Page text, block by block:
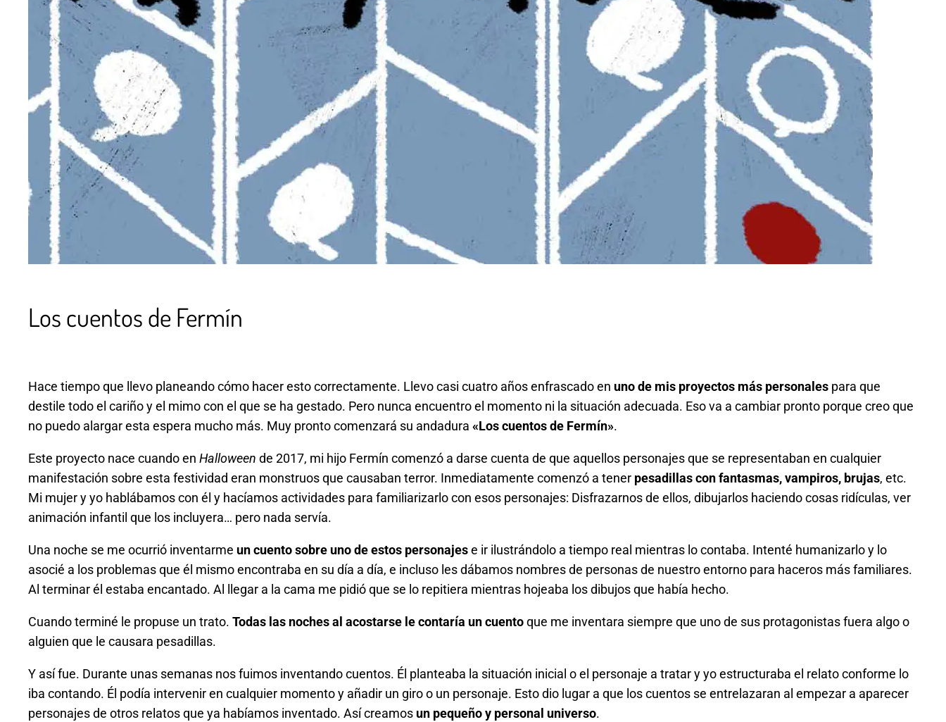
Los cuentos de Fermín
Hace tiempo que llevo planeando cómo hacer esto correctamente. Llevo casi cuatro años enfrascado en uno de mis proyectos más personales para que
destile todo el cariño y el mimo con el que se ha gestado. Pero nunca encuentro el momento ni la situación adecuada. Eso va a cambiar pronto porque creo que
no puedo alargar esta espera mucho más. Muy pronto comenzará su andadura «Los cuentos de Fermín».
Este proyecto nace cuando en Halloween de 2017, mi hijo Fermín comenzó a darse cuenta de que aquellos personajes que se representaban en cualquier
manifestación sobre esta festividad eran monstruos que causaban terror. Inmediatamente comenzó a tener pesadillas con fantasmas, vampiros, brujas, etc.
Mi mujer y yo hablábamos con él y hacíamos actividades para familiarizarlo con esos personajes: Disfrazarnos de ellos, dibujarlos haciendo cosas ridículas, ver
animación infantil que los incluyera… pero nada servía.
Una noche se me ocurrió inventarme un cuento sobre uno de estos personajese ir ilustrándolo a tiempo real mientras lo contaba. Intenté humanizarlo y lo
asocié a los problemas que él mismo encontraba en su día a día, e incluso les dábamos nombres de personas de nuestro entorno para haceros más familiares.
Al terminar él estaba encantado. Al llegar a la cama me pidió que se lo repitiera mientras hojeaba los dibujos que había hecho.
Cuando terminé le propuse un trato. Todas las noches al acostarse le contaría un cuentoque me inventara siempre que uno de sus protagonistas fuera algo o
alguien que le causara pesadillas.
Y así fue. Durante unas semanas nos fuimos inventando cuentos. Él planteaba la situación inicial o el personaje a tratar y yo estructuraba el relato conforme lo
iba contando. Él podía intervenir en cualquier momento y añadir un giro o un personaje. Esto dio lugar a que los cuentos se entrelazaran al empezar a aparecer
personajes de otros relatos que ya habíamos inventado. Así creamos un pequeño y personal universo.